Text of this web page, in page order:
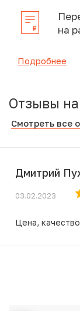
на
Подробнее
Отзывы
Смотреть все
Дмитрий
03.02.2023
Цена,